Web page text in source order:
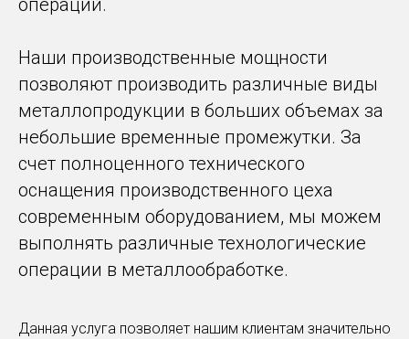
операций.
Наши производственные мощности
позволяют производить различные виды
металлопродукции в больших объемах за
небольшие временные промежутки. За
счет полноценного технического
оснащения производственного цеха
современным оборудованием, мы можем
выполнять различные технологические
операции в металлообработке.
Данная услуга позволяет нашим клиентам значительно